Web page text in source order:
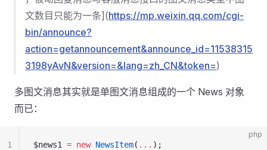
文数目只能为一条](https://mp.weixin.qq.com/cgi-
bin/announce?
action=getannouncement&announce_id=11538315
3198yAvN&version=&lang=zh_CN&token=)
多图文消息其实就是单图文消息组成的一个 News 对象
而已：
php
$news1 = new NewsItem( ... );
1